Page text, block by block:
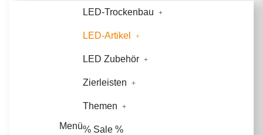
Menü
LED-Trockenbau
LED-Artikel
LED Zubehör
Zierleisten
Themen
% Sale %